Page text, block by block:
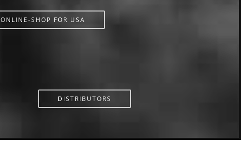
ONLINE-SHOP FOR USA
DISTRIBUTORS